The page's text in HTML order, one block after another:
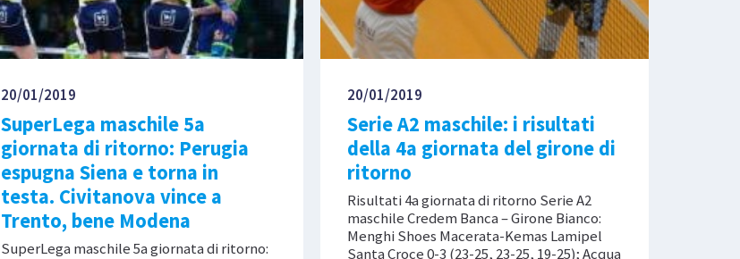
20/01/2019
SuperLega maschile 5a
giornata di ritorno: Perugia
espugna Siena e torna in
testa. Civitanova vince a
Trento, bene Modena
SuperLega maschile 5a giornata di ritorno:
20/01/2019
Serie A2 maschile: i risultati
della 4a giornata del girone di
ritorno
Risultati 4a giornata di ritorno Serie A2
maschile Credem Banca – Girone Bianco:
Menghi Shoes Macerata-Kemas Lamipel
Santa Croce 0-3 (23-25, 23-25, 19-25); Acqua